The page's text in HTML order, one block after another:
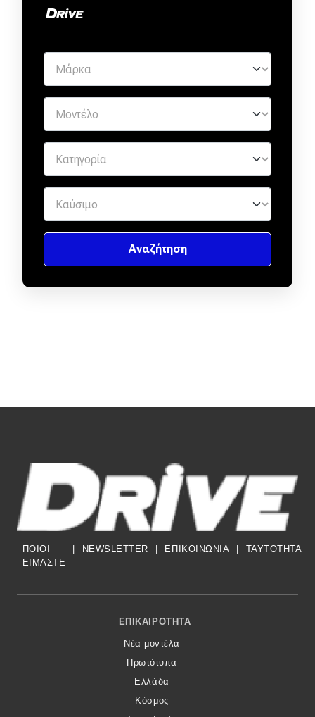
ΚΤΕΟ
Οδική βοήθεια
eDRIVE
DRIVE USED
ΠΟΙΟΙ
ΕΙΜΑΣΤΕ
| NEWSLETTER | ΕΠΙΚΟΙΝΩΝΙΑ | TAYTOTHTA
Footer Menu
ΕΠΙΚΑΙΡΌΤΗΤΑ
Νέα μοντέλα
Πρωτότυπα
Ελλάδα
Κόσμος